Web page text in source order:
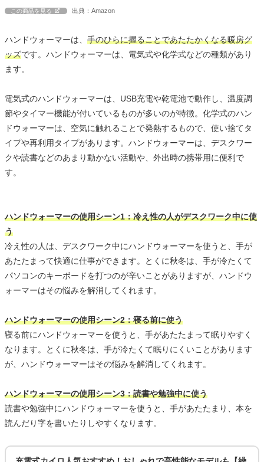
この商品を見る 出典：Amazon
ハンドウォーマーは、 手のひらに握ることであたたかくなる暖房グ
ッズです。ハンドウォーマーは、電気式や化学式などの種類があり
ます。
電気式のハンドウォーマーは、USB充電や乾電池で動作し、温度調
節やタイマー機能が付いているものが多いのが特徴。化学式のハン
ドウォーマーは、空気に触れることで発熱するもので、使い捨てタ
イプや再利用タイプがあります。ハンドウォーマーは、デスクワー
クや読書などのあまり動かない活動や、外出時の携帯用に便利で
す。
ハンドウォーマーの使用シーン1：冷え性の人がデスクワーク中に使
う
冷え性の人は、デスクワーク中にハンドウォーマーを使うと、手が
あたたまって快適に仕事ができます。とくに秋冬は、手が冷たくて
パソコンのキーボードを打つのが辛いことがありますが、ハンドウ
ォーマーはその悩みを解消してくれます。
ハンドウォーマーの使用シーン2：寝る前に使う
寝る前にハンドウォーマーを使うと、手があたたまって眠りやすく
なります。とくに秋冬は、手が冷たくて眠りにくいことがあります
が、ハンドウォーマーはその悩みを解消してくれます。
ハンドウォーマーの使用シーン3：読書や勉強中に使う
読書や勉強中にハンドウォーマーを使うと、手があたたまり、本を
読んだり字を書いたりしやすくなります。